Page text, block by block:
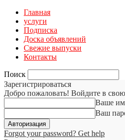
Главная
услуги
Подписка
Доска объявлений
Свежие выпуски
Контакты
Поиск
Зарегистрироваться
Добро пожаловать! Войдите в
Ваше
Ваш
Forgot your password? Get help